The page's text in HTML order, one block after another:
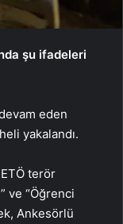
şu ifadeleri
eden
yakalandı.
terör
ve “Öğrenci
Ankesörlü